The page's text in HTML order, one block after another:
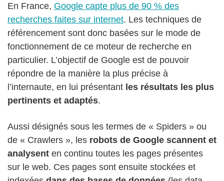
En France, Google capte plus de 90 % des
recherches faites sur internet. Les techniques de
référencement sont donc basées sur le mode de
fonctionnement de ce moteur de recherche en
particulier. L’objectif de Google est de pouvoir
répondre de la manière la plus précise à
l’internaute, en lui présentant les résultats les plus
pertinents et adaptés.
Aussi désignés sous les termes de « Spiders » ou
de « Crawlers », les robots de Google scannent et
analysent en continu toutes les pages présentes
sur le web. Ces pages sont ensuite stockées et